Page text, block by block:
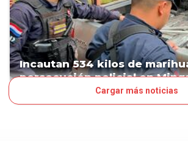
Incautan 534 kilos de
persecución policial en
Cargar más noticias